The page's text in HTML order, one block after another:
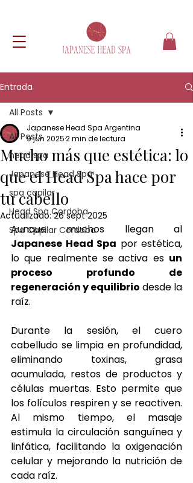
Entrada
All Posts
head spa
Japanese Head Spa
spa capilar
Head Spa Cordoba
Spa Capilar Cordoba
All Posts
Mucho más que estética: lo
que el Head Spa hace por
tu cabello
Japanese Head Spa Argentina
9 jun 20252 min de lectura
Actualizado:26 sept 2025
Japanese Head Spa por estética,
lo que realmente se activa es un
proceso profundo de
regeneración y equilibrio desde la
raíz.
Durante la sesión, el cuero
cabelludo se limpia en profundidad,
eliminando toxinas, grasa
acumulada, restos de productos y
células muertas. Esto permite que
los folículos respiren y se reactiven.
Al mismo tiempo, el masaje
estimula la circulación sanguínea y
linfática, facilitando la oxigenación
celular y mejorando la nutrición de
cada raíz.